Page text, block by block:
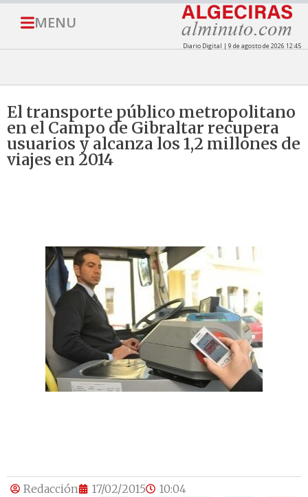
MENU
Diario Digital | 9 de agosto de 2026 12:45
El transporte público metropolitano
en el Campo de Gibraltar recupera
usuarios y alcanza los 1,2 millones de
viajes en 2014
Redacción 17/02/2015 10:04